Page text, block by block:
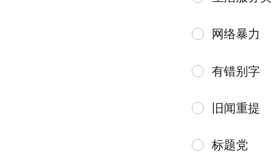
网络暴力
有错别字
旧闻重提
标题党